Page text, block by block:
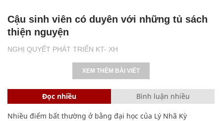
NGHỊ QUYẾT PHÁT TRIỂN KT- XH
Cậu sinh viên có duyên với những tủ sách
thiện nguyện
XEM THÊM BÀI VIẾT
Đọc nhiều Bình luận nhiều
Nhiều điểm bất thường ở bằng đại học của Lý Nhã Kỳ